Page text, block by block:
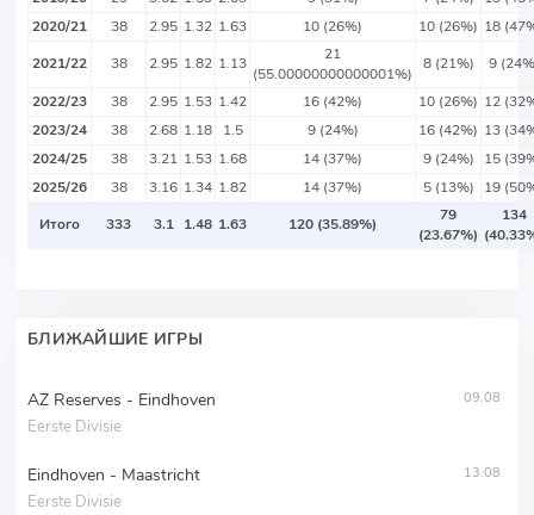
2020/21
38 2.95 1.32 1.63 10 (26%) 10 (26%) 18
2021/22
38 2.95 1.82 1.13
21
(55.00000000000001%)
8 (21%)
9
2022/23
38 2.95 1.53 1.42 16 (42%) 10 (26%) 12
2023/24
38 2.68 1.18 1.5 9 (24%) 16 (42%) 13
2024/25
38 3.21 1.53 1.68 14 (37%) 9 (24%)
15
2025/26
38 3.16 1.34 1.82 14 (37%) 5 (13%)
19
Итого
333 3.1 1.48 1.63 120 (35.89%)
79
(23.67%)
134
БЛИЖАЙШИЕ ИГРЫ
AZ Reserves - Eindhoven
Eerste Divisie
09.08
Eindhoven - Maastricht
Eerste Divisie
13.08